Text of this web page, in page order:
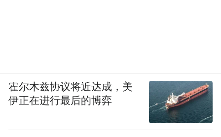
霍尔木兹协议将近达成，美
伊正在进行最后的博弈